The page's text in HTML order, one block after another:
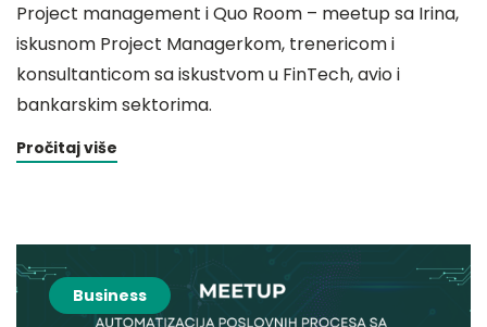
Project management i Quo Room – meetup sa Irina,
iskusnom Project Managerkom, trenericom i
konsultanticom sa iskustvom u FinTech, avio i
bankarskim sektorima.
Pročitaj više
Business